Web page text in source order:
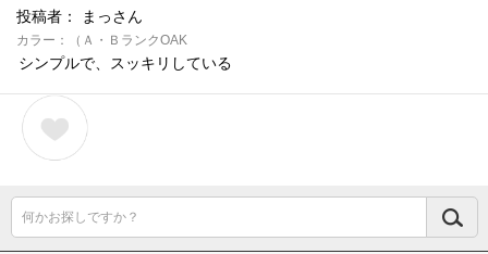
投稿者： まっさん
カラー：（Ａ・ＢランクOAK
シンプルで、スッキリしている
何かお探しですか？